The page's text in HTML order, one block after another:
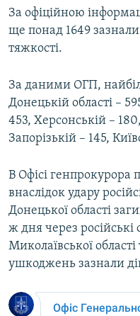
Усі сайти RFE/RL
За офіційною
ще понад 1649
тяжкості.
За даними ОГП,
Донецькій області –
453, Херсонській –
Запорізькій – 145,
В Офісі генпрокурора
внаслідок удару
Донецької області
ж дня через російські
Миколаївської
ушкоджень зазнали